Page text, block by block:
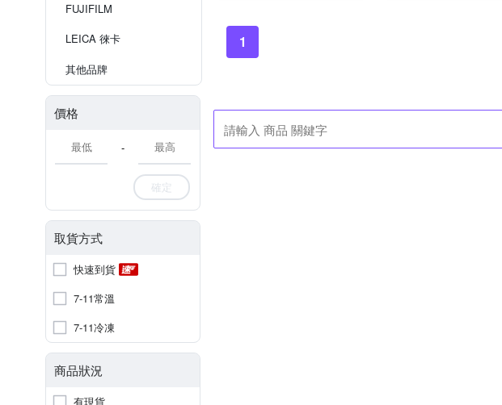
FUJIFILM
LEICA 徠卡
其他品牌
價格
-
確定
取貨方式
快速到貨
7-11常溫
7-11冷凍
商品狀況
有現貨
1